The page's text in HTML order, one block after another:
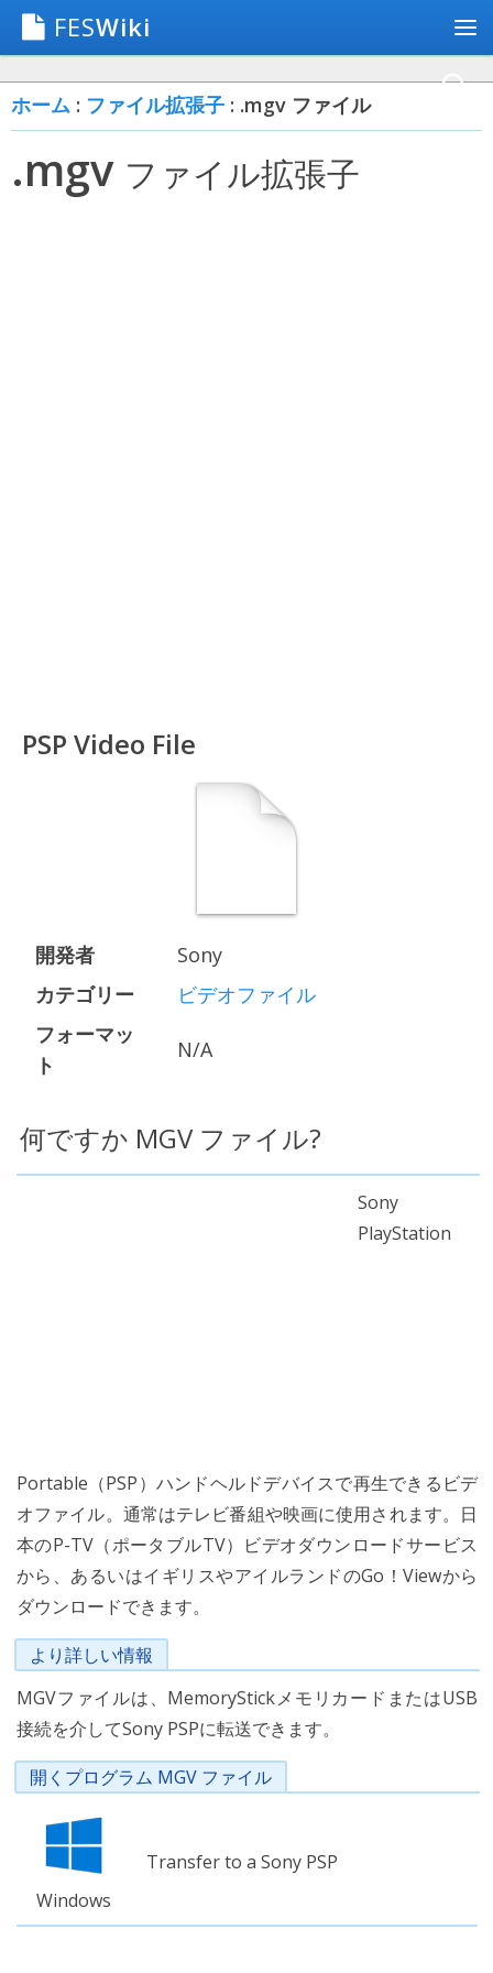
FESWiki
ホーム : ファイル拡張子 : .mgv ファイル
.mgv ファイル拡張子
PSP Video File
開発者
Sony
カテゴリー
ビデオファイル
フォーマッ
ト
N/A
何ですか MGV ファイル?
Sony
PlayStation
Portable（PSP）ハンドヘルドデバイスで再生できるビデ
オファイル。通常はテレビ番組や映画に使用されます。日
本のP-TV（ポータブルTV）ビデオダウンロードサービス
から、あるいはイギリスやアイルランドのGo！Viewから
ダウンロードできます。
より詳しい情報
MGVファイルは、MemoryStickメモリカードまたはUSB
接続を介してSony PSPに転送できます。
開くプログラム MGV ファイル
Windows
Transfer to a Sony PSP